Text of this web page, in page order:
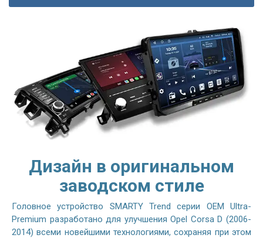
Дизайн в оригинальном
заводском стиле
Головное устройство SMARTY Trend серии OEM Ultra-
Premium разработано для улучшения Opel Corsa D (2006-
2014) всеми новейшими технологиями, сохраняя при этом